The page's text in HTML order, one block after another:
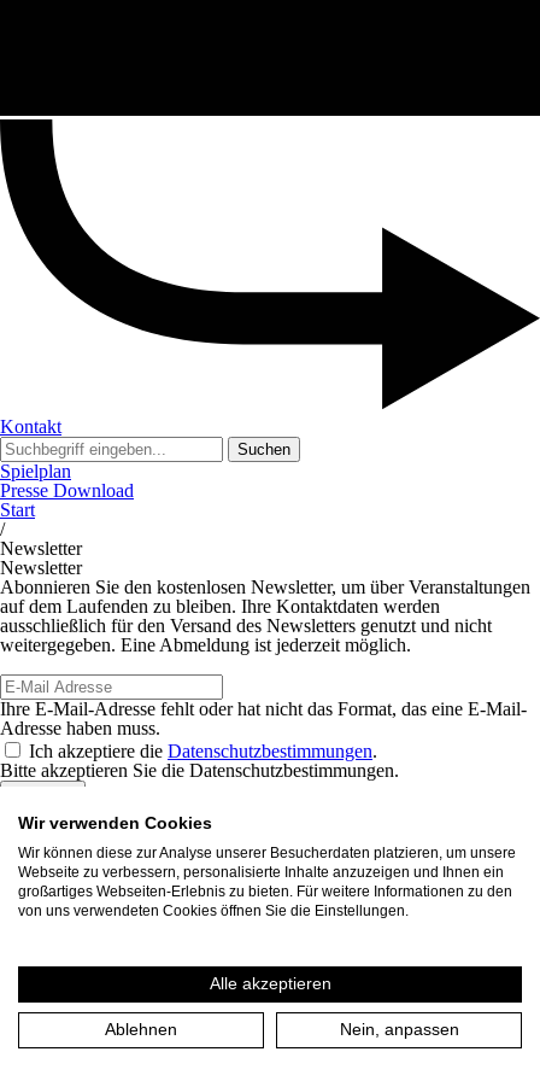
Kontakt
Suchen
Spielplan
Presse Download
Start
/
Newsletter
Newsletter
Abonnieren Sie den kostenlosen Newsletter, um über Veranstaltungen
auf dem Laufenden zu bleiben. Ihre Kontaktdaten werden
ausschließlich für den Versand des Newsletters genutzt und nicht
weitergegeben. Eine Abmeldung ist jederzeit möglich.
Ihre E-Mail-Adresse fehlt oder hat nicht das Format, das eine E-Mail-
Adresse haben muss.
Ich akzeptiere die Datenschutzbestimmungen.
Bitte akzeptieren Sie die Datenschutzbestimmungen.
THEATER an der RUHR
Akazienallee 61
45478 Mülheim a. d. Ruhr
+49 208 599 01 88
info [​at​] theateranderruhr.de
Facebook
Presse
Gastspielangebote
Wir verwenden Cookies
Wir können diese zur Analyse unserer Besucherdaten platzieren, um unsere
Webseite zu verbessern, personalisierte Inhalte anzuzeigen und Ihnen ein
großartiges Webseiten-Erlebnis zu bieten. Für weitere Informationen zu den
von uns verwendeten Cookies öffnen Sie die Einstellungen.
Alle akzeptieren
Ablehnen Nein, anpassen